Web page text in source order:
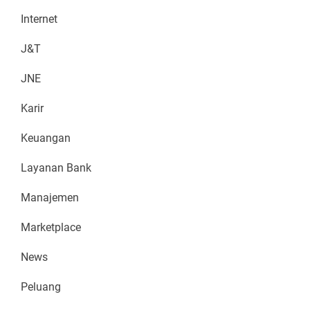
Internet
J&T
JNE
Karir
Keuangan
Layanan Bank
Manajemen
Marketplace
News
Peluang